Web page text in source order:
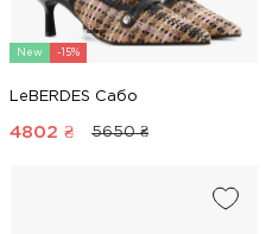
New -15%
LeBERDES Сабо
4802 ₴ 5650 ₴